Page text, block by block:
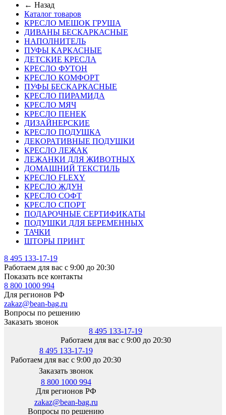
← Назад
Каталог товаров
КРЕСЛО МЕШОК ГРУША
ДИВАНЫ БЕСКАРКАСНЫЕ
НАПОЛНИТЕЛЬ
ПУФЫ КАРКАСНЫЕ
ДЕТСКИЕ КРЕСЛА
КРЕСЛО ФУТОН
КРЕСЛО КОМФОРТ
ПУФЫ БЕСКАРКАСНЫЕ
КРЕСЛО ПИРАМИДА
КРЕСЛО МЯЧ
КРЕСЛО ПЕНЕК
ДИЗАЙНЕРСКИЕ
КРЕСЛО ПОДУШКА
ДЕКОРАТИВНЫЕ ПОДУШКИ
КРЕСЛО ЛЕЖАК
ЛЕЖАНКИ ДЛЯ ЖИВОТНЫХ
ДОМАШНИЙ ТЕКСТИЛЬ
КРЕСЛО FLEXY
КРЕСЛО ЖДУН
КРЕСЛО СОФТ
КРЕСЛО СПОРТ
ПОДАРОЧНЫЕ СЕРТИФИКАТЫ
ПОДУШКИ ДЛЯ БЕРЕМЕННЫХ
ТАЧКИ
ШТОРЫ ПРИНТ
8 495 133-17-19
Работаем для вас с 9:00 до 20:30
Показать все контакты
8 800 1000 994
Для регионов РФ
zakaz@bean-bag.ru
Вопросы по решению
Заказать звонок
8 495 133-17-19
Работаем для вас с 9:00 до 20:30
8 495 133-17-19
Работаем для вас с 9:00 до 20:30
Заказать звонок
8 800 1000 994
Для регионов РФ
zakaz@bean-bag.ru
Вопросы по решению